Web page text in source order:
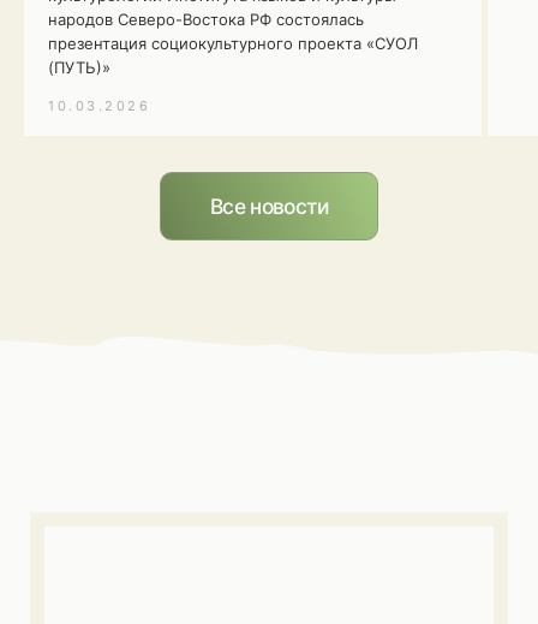
народов Северо-Востока РФ состоялась
презентация социокультурного проекта «СУОЛ
(ПУТЬ)»
10.03.2026
ВИДЕО-ИНТЕРВЬЮ С АВТОРАМИ